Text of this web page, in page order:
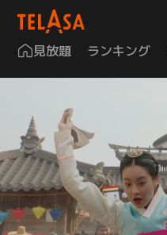
見放題 ランキング